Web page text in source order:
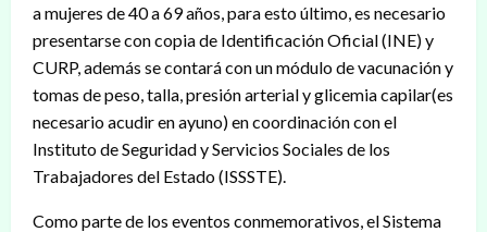
a mujeres de 40 a 69 años, para esto último, es necesario
presentarse con copia de Identificación Oficial (INE) y
CURP, además se contará con un módulo de vacunación y
tomas de peso, talla, presión arterial y glicemia capilar(es
necesario acudir en ayuno) en coordinación con el
Instituto de Seguridad y Servicios Sociales de los
Trabajadores del Estado (ISSSTE).
Como parte de los eventos conmemorativos, el Sistema